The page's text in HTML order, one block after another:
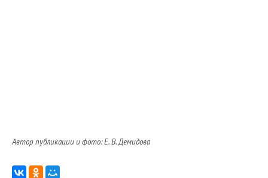
Автор публикации и фото: Е. В. Демидова